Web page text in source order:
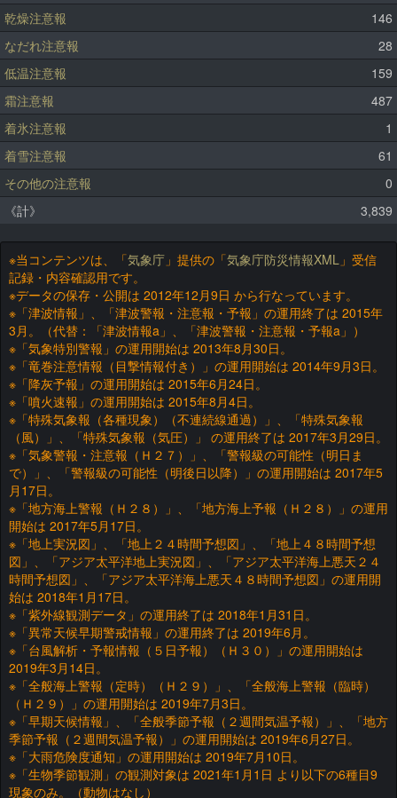
乾燥注意報
146
なだれ注意報
28
低温注意報
159
霜注意報
487
着氷注意報
1
着雪注意報
61
その他の注意報
0
《計》
3,839
※当コンテンツは、「気象庁 」提供の「気象庁防災情報XML 」受信
記録・内容確認用です。
※データの保存・公開は 2012年12月9日 から行なっています。
※「津波情報」、「津波警報・注意報・予報」の運用終了は 2015年
3月。（代替：「津波情報a」、「津波警報・注意報・予報a」）
※「気象特別警報」の運用開始は 2013年8月30日。
※「竜巻注意情報（目撃情報付き）」の運用開始は 2014年9月3日。
※「降灰予報」の運用開始は 2015年6月24日。
※「噴火速報」の運用開始は 2015年8月4日。
※「特殊気象報（各種現象）（不連続線通過）」、「特殊気象報
（風）」、「特殊気象報（気圧）」 の運用終了は 2017年3月29日。
※「気象警報・注意報（Ｈ２７）」、「警報級の可能性（明日ま
で）」、「警報級の可能性（明後日以降）」の運用開始は 2017年5
月17日。
※「地方海上警報（Ｈ２８）」、「地方海上予報（Ｈ２８）」の運用
開始は 2017年5月17日。
※「地上実況図」、「地上２４時間予想図」、「地上４８時間予想
図」、「アジア太平洋地上実況図」、「アジア太平洋海上悪天２４
時間予想図」、「アジア太平洋海上悪天４８時間予想図」の運用開
始は 2018年1月17日。
※「紫外線観測データ」の運用終了は 2018年1月31日。
※「異常天候早期警戒情報」の運用終了は 2019年6月。
※「台風解析・予報情報（５日予報）（Ｈ３０）」の運用開始は
2019年3月14日。
※「全般海上警報（定時）（Ｈ２９）」、「全般海上警報（臨時）
（Ｈ２９）」の運用開始は 2019年7月3日。
※「早期天候情報」、「全般季節予報（２週間気温予報）」、「地方
季節予報（２週間気温予報）」の運用開始は 2019年6月27日。
※「大雨危険度通知」の運用開始は 2019年7月10日。
※「生物季節観測」の観測対象は 2021年1月1日 より以下の6種目9
現象のみ。（動物はなし）